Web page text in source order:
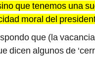
que tenemos una
moral del
que (la
dicen algunos de